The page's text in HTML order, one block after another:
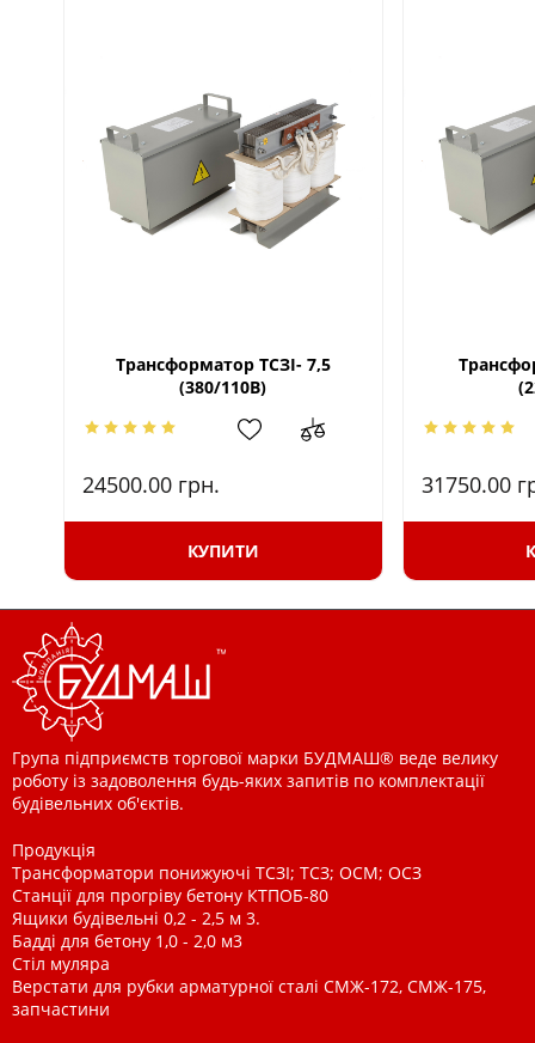
Трансформатор ТСЗІ- 7,5
(380/110В)
24500.00 грн.
КУПИТИ
31750.00
Група підприємств торгової марки БУДМАШ® веде велику
роботу із задоволення будь-яких запитів по комплектації
будівельних об'єктів.
Продукція
Трансформатори понижуючі ТСЗІ; ТСЗ; ОСМ; ОСЗ
Станції для прогріву бетону КТПОБ-80
Ящики будівельні 0,2 - 2,5 м 3.
Бадді для бетону 1,0 - 2,0 м3
Стіл муляра
Верстати для рубки арматурної сталі СМЖ-172, СМЖ-175,
запчастини